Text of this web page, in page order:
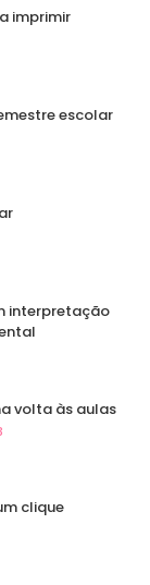
imprimir
escolar
interpretação
volta às aulas
clique